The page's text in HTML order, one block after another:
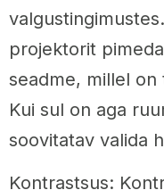
projektorit
seadme, millel on
Kui sul on aga
soovitatav valida
Kontrastsus: